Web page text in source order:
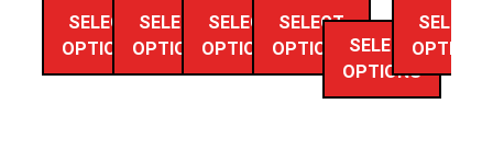
SELECT
OPTIONS
SELECT
OPTIONS
SELECT
OPTIONS
SELECT
OPTIONSSELECT
OPTIONS
SELECT
OPTIONS